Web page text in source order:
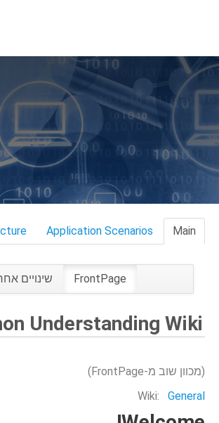
Main
Application Scenarios
FrontPage שינויים
Understanding Wiki
(מכוון שוב מ-FrontPage)
Wiki:
General